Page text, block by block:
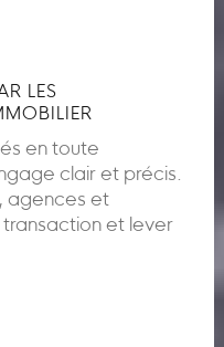
LES
en toute
clair et précis.
agences et
et lever